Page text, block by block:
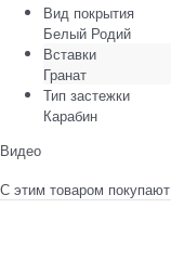
Вид покрытия
Белый Родий
Вставки
Гранат
Тип застежки
Карабин
Видео
С этим товаром покупают